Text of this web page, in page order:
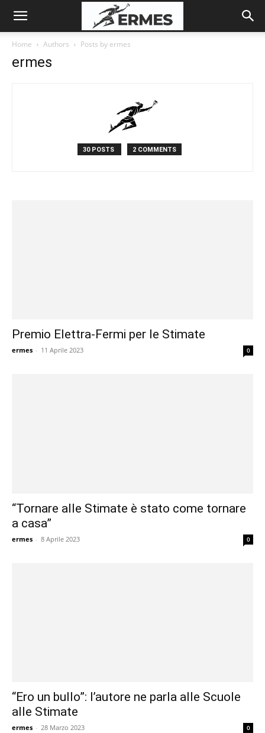
Home Authors Posts by ermes
ermes
30 POSTS 2 COMMENTS
Premio Elettra-Fermi per le Stimate
ermes - 11 Aprile 2023 0
“Tornare alle Stimate è stato come tornare
a casa”
ermes - 8 Aprile 2023 0
“Ero un bullo”: l’autore ne parla alle Scuole
alle Stimate
ermes - 28 Marzo 2023 0